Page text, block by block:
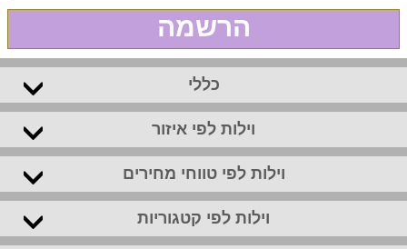
הרשמה
כללי
וילות לפי איזור
וילות לפי טווחי מחירים
וילות לפי קטגוריות